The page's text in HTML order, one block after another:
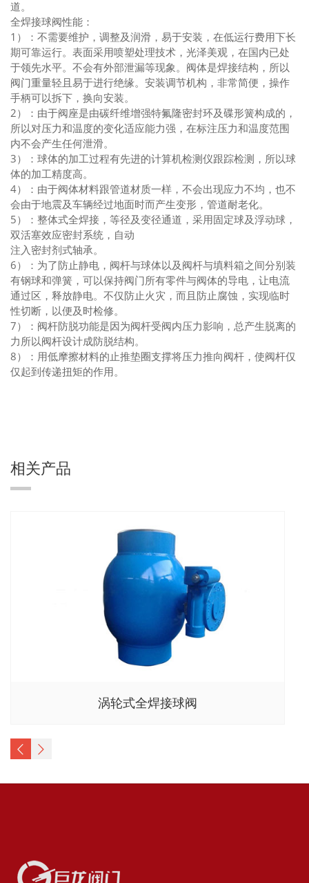
道。
全焊接球阀性能：
1）：不需要维护，调整及润滑，易于安装，在低运行费用下长
期可靠运行。表面采用喷塑处理技术，光泽美观，在国内已处
于领先水平。不会有外部泄漏等现象。阀体是焊接结构，所以
阀门重量轻且易于进行绝缘。安装调节机构，非常简便，操作
手柄可以拆下，换向安装。
2）：由于阀座是由碳纤维增强特氟隆密封环及碟形簧构成的，
所以对压力和温度的变化适应能力强，在标注压力和温度范围
内不会产生任何泄滑。
3）：球体的加工过程有先进的计算机检测仪跟踪检测，所以球
体的加工精度高。
4）：由于阀体材料跟管道材质一样，不会出现应力不均，也不
会由于地震及车辆经过地面时而产生变形，管道耐老化。
5）：整体式全焊接，等径及变径通道，采用固定球及浮动球，
双活塞效应密封系统，自动
注入密封剂式轴承。
6）：为了防止静电，阀杆与球体以及阀杆与填料箱之间分别装
有钢球和弹簧，可以保持阀门所有零件与阀体的导电，让电流
通过区，释放静电。不仅防止火灾，而且防止腐蚀，实现临时
性切断，以便及时检修。
7）：阀杆防脱功能是因为阀杆受阀内压力影响，总产生脱离的
力所以阀杆设计成防脱结构。
8）：用低摩擦材料的止推垫圈支撑将压力推向阀杆，使阀杆仅
仅起到传递扭矩的作用。
相关产品
涡轮式全焊接球阀